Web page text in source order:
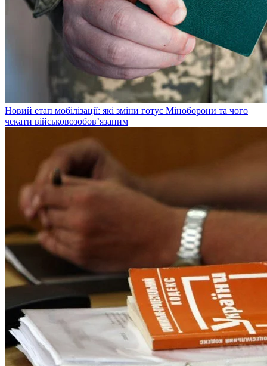
Новий етап мобілізації: які зміни готує Міноборони та чого
чекати військовозобов’язаним